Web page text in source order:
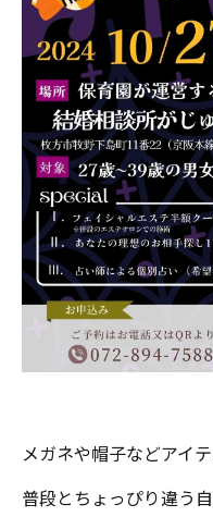
メガネや帽子などアイ
普段とちょっぴり違う